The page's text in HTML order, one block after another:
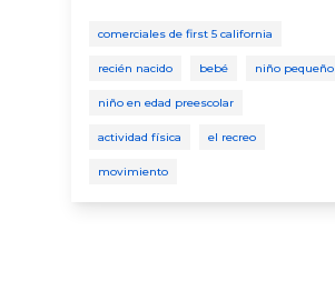
comerciales de first 5 california
recién nacido bebé niño pequeño
niño en edad preescolar
actividad física el recreo
movimiento